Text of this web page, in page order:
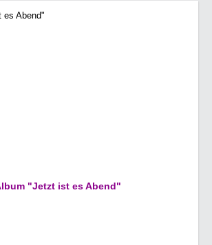
"Jetzt ist es Abend"